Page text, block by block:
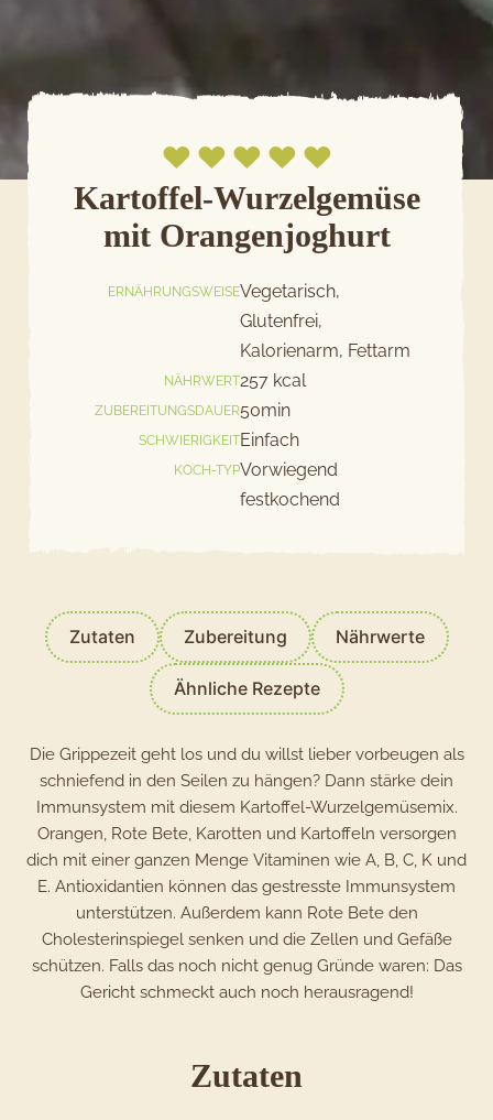
Jetzt bewerten
Kartoffel-Wurzelgemüse
mit Orangenjoghurt
ERNÄHRUNGSWEISEVegetarisch,
Glutenfrei,
Kalorienarm, Fettarm
NÄHRWERT257 kcal
ZUBEREITUNGSDAUER50min
SCHWIERIGKEITEinfach
KOCH-TYPVorwiegend
festkochend
Zutaten Zubereitung Nährwerte
Ähnliche Rezepte
Die Grippezeit geht los und du willst lieber vorbeugen als
schniefend in den Seilen zu hängen? Dann stärke dein
Immunsystem mit diesem Kartoffel-Wurzelgemüsemix.
Orangen, Rote Bete, Karotten und Kartoffeln versorgen
dich mit einer ganzen Menge Vitaminen wie A, B, C, K und
E. Antioxidantien können das gestresste Immunsystem
unterstützen. Außerdem kann Rote Bete den
Cholesterinspiegel senken und die Zellen und Gefäße
schützen. Falls das noch nicht genug Gründe waren: Das
Gericht schmeckt auch noch herausragend!
Zutaten